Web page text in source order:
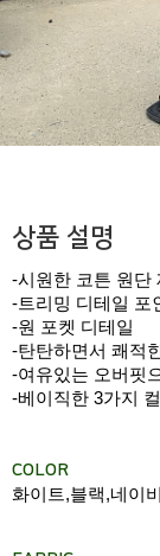
상품 설명
-시원한 코튼 원단
-트리밍 디테일 포
-원 포켓 디테일
-탄탄하면서 쾌적
-여유있는 오버핏
-베이직한 3가지
COLOR
화이트,블랙,네이비